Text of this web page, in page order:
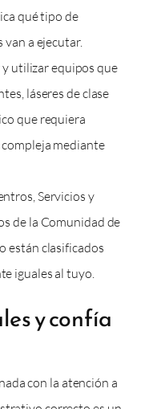
qué tipo de
a ejecutar.
y utilizar equipos que
láseres de clase
que requiera
mediante
Servicios y
de la Comunidad de
están clasificados
iguales al tuyo.
y confía
con la atención a